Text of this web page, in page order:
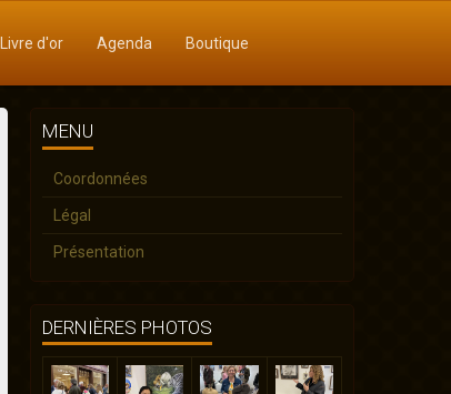
Livre d'or Agenda Boutique
MENU
Coordonnées
Légal
Présentation
DERNIÈRES PHOTOS